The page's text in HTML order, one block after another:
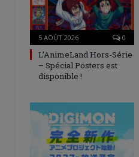
5 AOÛT 2026 0
L’AnimeLand Hors-Série
– Spécial Posters est
disponible !